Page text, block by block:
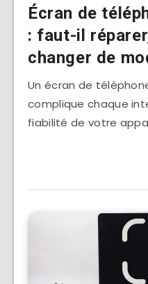
Écran de
: faut-il
changer de
Un écran de
complique chaque
fiabilité de votre